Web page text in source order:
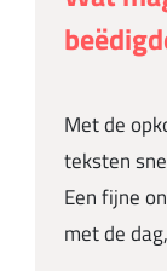
Met de
teksten
Een fijne
met de